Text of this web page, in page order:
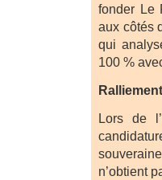
fonder Le
aux côtés
qui
100 %
Lors de
n’obtient